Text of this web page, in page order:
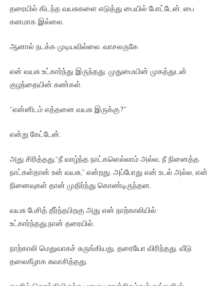
தரையில் கிடந்த வயசுகளை எடுத்து பையில் போட்டேன். பை
கனமாக இல்லை.
ஆனால் நடக்க முடியவில்லை. வாசலருகே
என் வயசு உட்கார்ந்து இருந்தது. முதுமையின் முகத்துடன்
குழந்தையின் கண்கள்.
“என்னிடம் எத்தனை வயசு இருக்கு?”
என்று கேட்டேன்.
அது சிரித்தது.“நீ வாழ்ந்த நாட்களெல்லாம் அல்ல, நீ நினைத்த
நாட்கள்தான் உன் வயசு,” என்றது. அப்போது என் உடல் அல்ல, என்
நினைவுகள் தான் முதிர்ந்து கொண்டிருந்தன.
வயசு பேசித் தீர்ந்தபிறகு அது என் நாற்காலியில்
உட்கார்ந்தது.நான் தரையில்.
நாற்காலி மெதுவாகச் சுருங்கியது. தரையோ விரிந்தது. வீடு
தலைகீழாக சுவாசித்தது.